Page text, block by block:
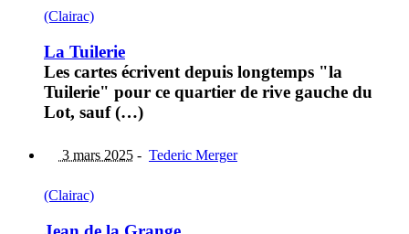
(Clairac)
La Tuilerie
Les cartes écrivent depuis longtemps "la
Tuilerie" pour ce quartier de rive gauche du
Lot, sauf (…)
3 mars 2025 - Tederic Merger
(Clairac)